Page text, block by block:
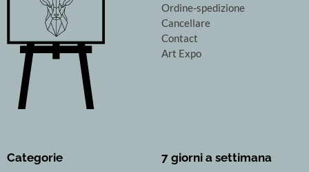
Categorie
Ordine-spedizione
Cancellare
Contact
Art Expo
7 giorni a settimana